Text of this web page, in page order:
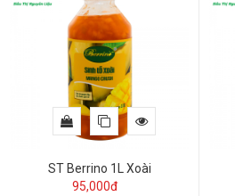
ST Berrino 1L Xoài
95,000đ